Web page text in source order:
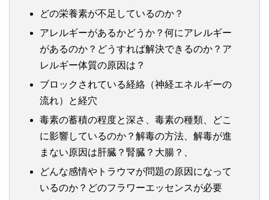
どの栄養素が不足しているのか？
アレルギーがあるかどうか？何にアレルギー
があるのか？どうすれば解決できるのか？ア
レルギー体質の原因は？
ブロックされている経絡（神経エネルギーの
流れ）と経穴
毒素の蓄積の程度と深さ、毒素の種類、どこ
に影響しているのか？解毒の方法、解毒が進
まない原因は肝臓？腎臓？大腸？、
どんな感情やトラウマが問題の原因になって
いるのか？どのフラワーエッセンスが必要